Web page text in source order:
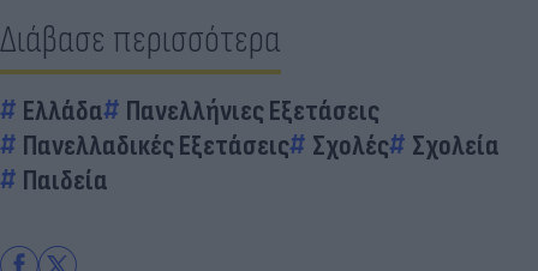
Διάβασε περισσότερα
Ελλάδα
Πανελλήνιες Εξετάσεις
Πανελλαδικές Εξετάσεις
Σχολές
Σχολεία
Παιδεία